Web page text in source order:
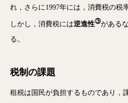
れ，さらに1997年には，消費税の税
しかし，消費税には逆進性③がある
る。
税制の課題
租税は国民が負担するものであり，